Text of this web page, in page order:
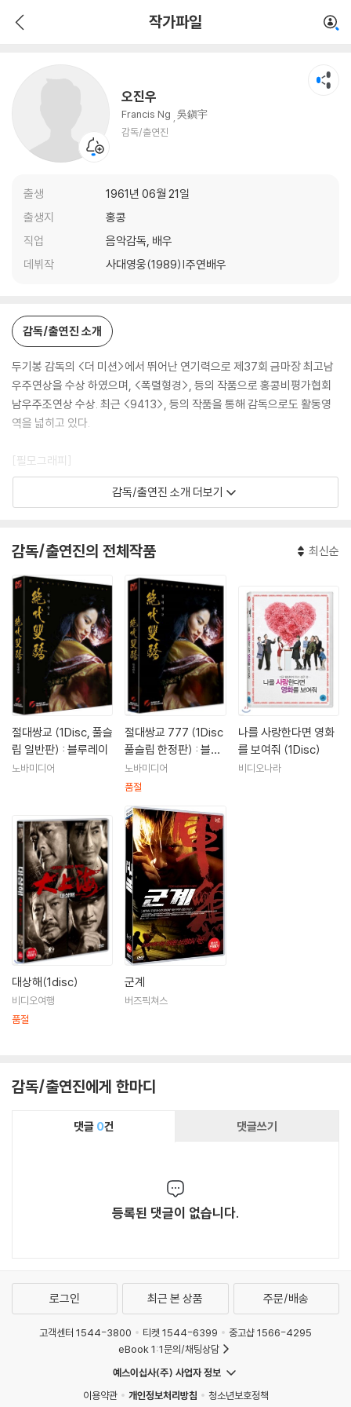
작가파일
오진우
Francis Ng 吳鎭宇
감독/출연진
출생
1961년 06월 21일
출생지
홍콩
직업
음악감독, 배우
데뷔작
사대영웅(1989)|주연배우
감독/출연진 소개
두기봉 감독의 <더 미션>에서 뛰어난 연기력으로 제37회 금마장 최고남
우주연상을 수상 하였으며, <폭렬형경>, 등의 작품으로 홍콩비평가협회
남우주조연상 수상. 최근 <9413>, 등의 작품을 통해 감독으로도 활동영
역을 넓히고 있다.
[필모그래피]
사대영웅(1989)|주연배우
살출군영(1990)|주연배우
독호(1991)|주연배우
향집정기안(1992)|주연배우
절대쌍교 (1992)(1992)|주연배우
백발 마녀전 (1993)(1993)|주연배우
고혹녀(1996)|주연배우
마귀적여아(1996)|주연배우
까불지마(2004)|음악
익사일(2006)|아태
감독/출연진 소개 더보기
감독/출연진의 전체작품 최신순
절대쌍교 (1Disc, 풀슬
립 일반판) : 블루레이
노바미디어
절대쌍교 777 (1Disc
풀슬립 한정판) : 블루
레이
노바미디어
품절
나를 사랑한다면 영화
를 보여줘 (1Disc)
비디오나라
대상해(1disc)
비디오여행
품절
군계
버즈픽쳐스
감독/출연진에게 한마디
댓글 0건 댓글쓰기
등록된 댓글이 없습니다.
로그인 최근 본 상품 주문/배송
고객센터 1544-3800 티켓 1544-6399
중고샵 1566-4295
eBook 1:1문의/채팅상담
예스이십사(주) 사업자 정보
이용약관
개인정보처리방침
청소년보호정책